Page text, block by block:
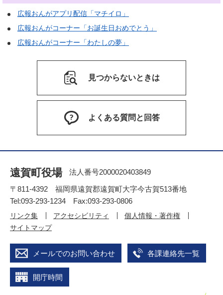
広報おんがアプリ配信「マチイロ」
広報おんがコーナー「お誕生日おめでとう」
広報おんがコーナー「わたしの夢」
見つからないときは
よくある質問と回答
遠賀町役場
法人番号2000020403849
〒811-4392 福岡県遠賀郡遠賀町大字今古賀513番地
Tel:093-293-1234 Fax:093-293-0806
リンク集 アクセシビリティ
個人情報・著作権
サイトマップ
メールでのお問い合わせ 各課連絡先一覧
開庁時間